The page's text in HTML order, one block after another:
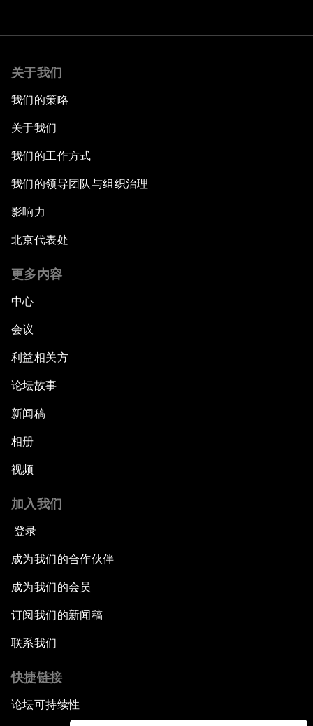
关于我们
我们的策略
关于我们
我们的工作方式
我们的领导团队与组织治理
影响力
北京代表处
更多内容
中心
会议
利益相关方
论坛故事
新闻稿
相册
视频
加入我们
登录
成为我们的合作伙伴
成为我们的会员
订阅我们的新闻稿
联系我们
快捷链接
论坛可持续性